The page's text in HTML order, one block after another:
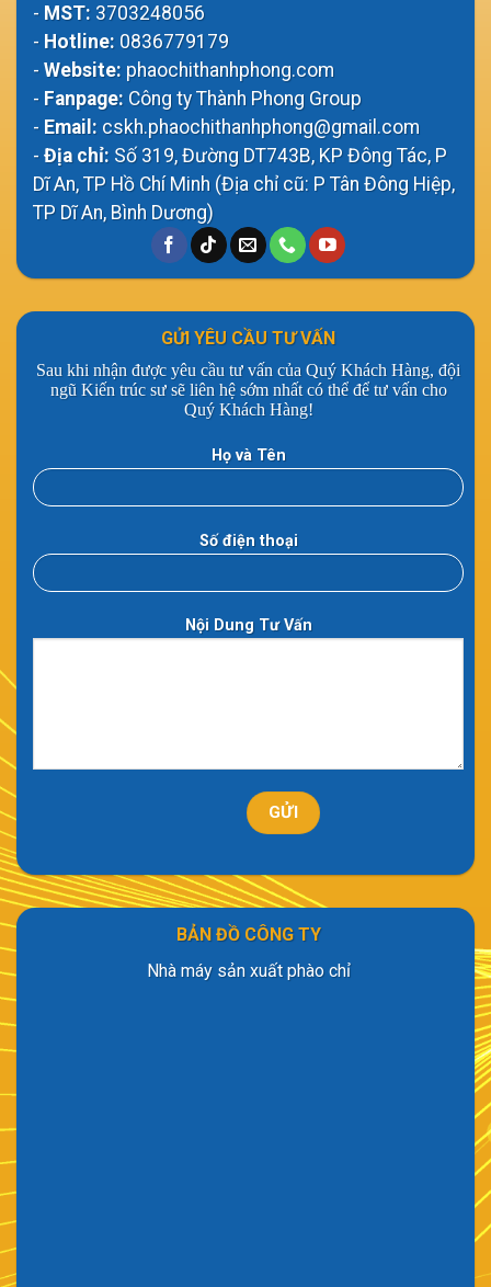
- MST: 3703248056
- Hotline: 0836779179
- Website: phaochithanhphong.com
- Fanpage: Công ty Thành Phong Group
- Email: cskh.phaochithanhphong@gmail.com
- Địa chỉ: Số 319, Đường DT743B, KP Đông Tác, P
Dĩ An, TP Hồ Chí Minh (Địa chỉ cũ: P Tân Đông Hiệp,
TP Dĩ An, Bình Dương)
GỬI YÊU CẦU TƯ VẤN
Sau khi nhận được yêu cầu tư vấn của Quý Khách Hàng, đội
ngũ Kiến trúc sư sẽ liên hệ sớm nhất có thể để tư vấn cho
Quý Khách Hàng!
Họ và Tên
Số điện thoại
Nội Dung Tư Vấn
BẢN ĐỒ CÔNG TY
Nhà máy sản xuất phào chỉ